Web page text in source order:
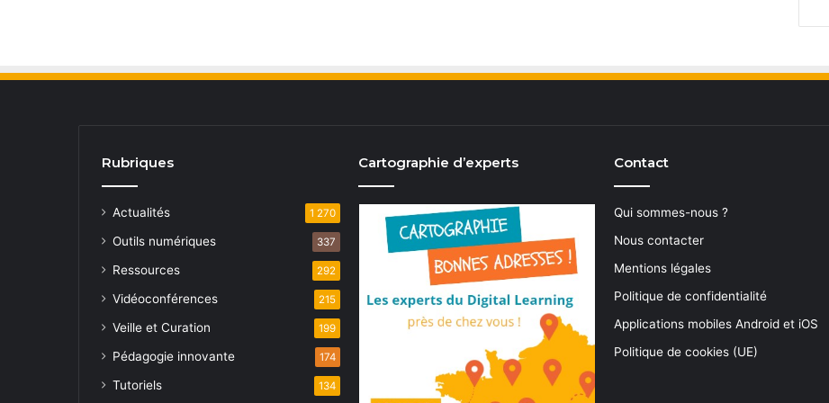
Rubriques
Actualités 1 270
Outils numériques 337
Ressources 292
Vidéoconférences 215
Veille et Curation 199
Pédagogie innovante 174
Tutoriels 134
Cartographie d’experts Contact
Qui sommes-nous ?
Nous contacter
Mentions légales
Politique de confidentialité
Applications mobiles Android et iOS
Politique de cookies (UE)